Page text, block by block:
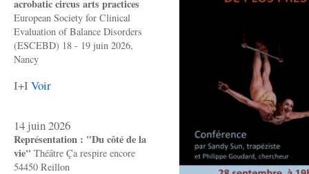
acrobatic circus arts practices
European Society for Clinical
Evaluation of Balance Disorders
(ESCEBD) 18 - 19 juin 2026,
Nancy
I+I Voir
14 juin 2026
Représentation : "Du côté de la
vie" Théâtre Ça respire encore
54450 Reillon